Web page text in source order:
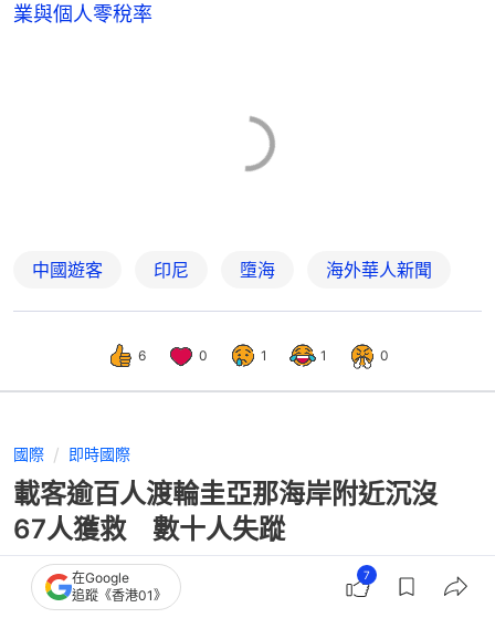
業與個人零稅率
中國遊客 印尼 墮海 海外華人新聞
6 0 1 1 0
國際 即時國際
載客逾百人渡輪圭亞那海岸附近沉沒
67人獲救 數十人失蹤
在Google
追蹤《香港01》
7